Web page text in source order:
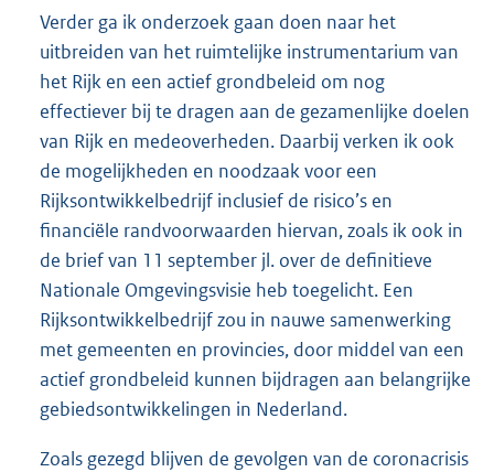
Verder ga ik onderzoek gaan doen naar het
uitbreiden van het ruimtelijke instrumentarium van
het Rijk en een actief grondbeleid om nog
effectiever bij te dragen aan de gezamenlijke doelen
van Rijk en medeoverheden. Daarbij verken ik ook
de mogelijkheden en noodzaak voor een
Rijksontwikkelbedrijf inclusief de risico’s en
financiële randvoorwaarden hiervan, zoals ik ook in
de brief van 11 september jl. over de definitieve
Nationale Omgevingsvisie heb toegelicht. Een
Rijksontwikkelbedrijf zou in nauwe samenwerking
met gemeenten en provincies, door middel van een
actief grondbeleid kunnen bijdragen aan belangrijke
gebiedsontwikkelingen in Nederland.
Zoals gezegd blijven de gevolgen van de coronacrisis